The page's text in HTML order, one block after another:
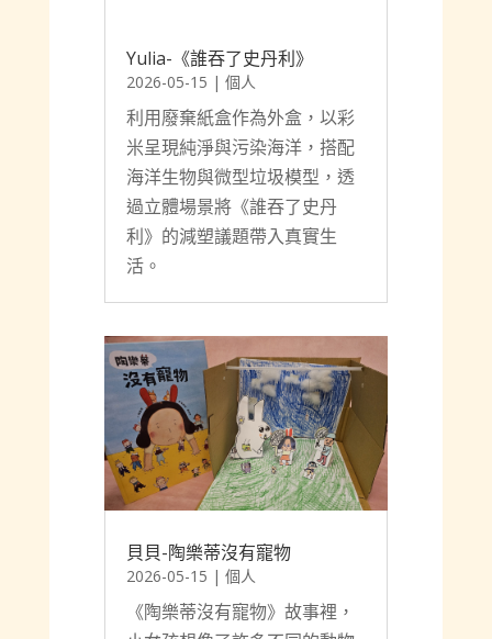
Yulia-《誰吞了史丹利》
2026-05-15
海洋生物與微型垃圾模型，透
過立體場景將《誰吞了史丹
利》的減塑議題帶入真實生
活。